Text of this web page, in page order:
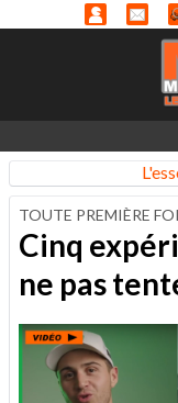
TOUTE PREMIÈRE
Cinq
ne pas